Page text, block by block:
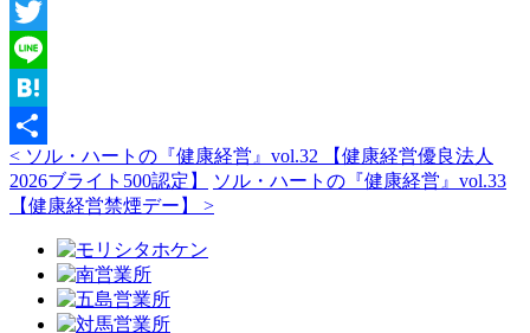
Facebook
Twitter
Line
Hatena
共
有
< ソル・ハートの『健康経営』vol.32 【健康経営優良法人
2026ブライト500認定】
ソル・ハートの『健康経営』vol.33
【健康経営禁煙デー】 >